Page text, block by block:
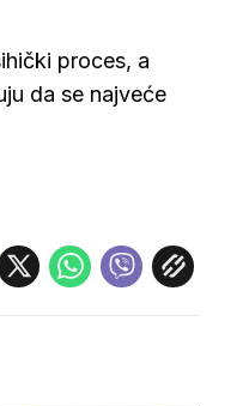
proces, a
da se najveće